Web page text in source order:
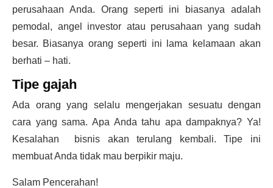
perusahaan Anda. Orang seperti ini biasanya adalah
pemodal, angel investor atau perusahaan yang sudah
besar. Biasanya orang seperti ini lama kelamaan akan
berhati – hati.
Tipe gajah
Ada orang yang selalu mengerjakan sesuatu dengan
cara yang sama. Apa Anda tahu apa dampaknya? Ya!
Kesalahan bisnis akan terulang kembali. Tipe ini
membuat Anda tidak mau berpikir maju.
Salam Pencerahan!